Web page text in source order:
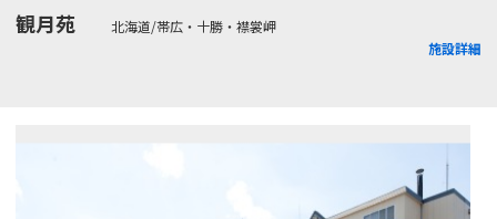
観月苑
北海道/帯広・十勝・襟裳岬
施設詳細